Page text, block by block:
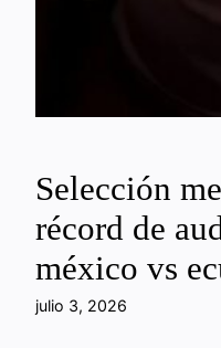
Selección
récord de
méxico vs
julio 3, 2026